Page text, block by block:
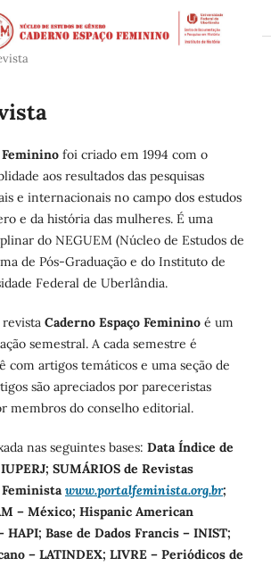
Femininofoi criado em 1994 com o
aos resultados das pesquisas
e internacionais no campo dos estudos
e da história das mulheres. É uma
do NEGUEM (Núcleo de Estudos de
de Pós-Graduação e do Instituto de
Federal de Uberlândia.
revista Caderno Espaço Femininoé um
semestral. A cada semestre é
com artigos temáticos e uma seção de
são apreciados por pareceristas
membros do conselho editorial.
nas seguintes bases: Data Índice de
SUMÁRIOS de Revistas
www.portalfeminista.org.br;
– México; Hispanic American
Base de Dados Francis – INIST;
– LATINDEX; LIVRE – Periódicos de